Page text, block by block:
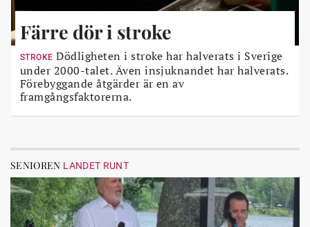
Färre dör i stroke
STROKE Dödligheten i stroke har halverats i Sverige
under 2000-talet. Även insjuknandet har halverats.
Förebyggande åtgärder är en av
framgångsfaktorerna.
SENIOREN LANDET RUNT